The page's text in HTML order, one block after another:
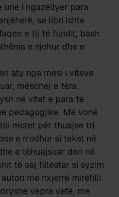
unë i ngazëllyer para
se libri ishte
e tij të fundit, bash
e njohur dhe e
aty nga mesi i viteve
mësohej e tëra
në vitet e para të
pedagogjike. Më vonë
motet për thuajse tri
e rrudhur si tekst në
e tëhuajsuar deri në
të saj fillestar si syzim
me nxjerrë mirëfilli
vepra vetë, me